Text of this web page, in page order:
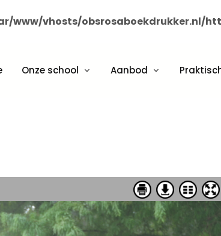
www/vhosts/obsrosaboekdrukker.nl/
Onze school Aanbod